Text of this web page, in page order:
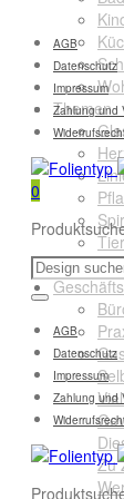
Themen
Zu
AGB
Datenschutz
Impressum
Zahlung und
0
AGB
Datenschutz
Impressum
Zahlung und